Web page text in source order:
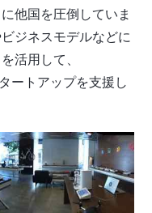
他国を圧倒していま
ジネスモデルなどに
活用して、
ートアップを支援し